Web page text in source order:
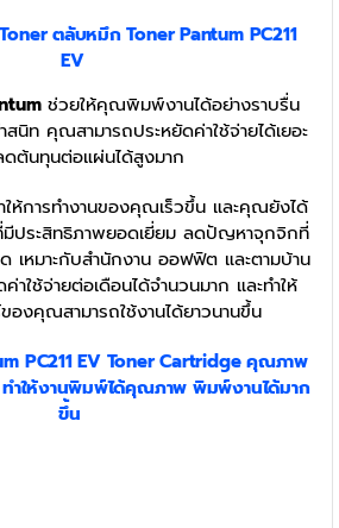
Tonerตลับหมึก TonerPantum PC211
EV
ช่วยให้คุณพิมพ์งานได้อย่างราบรื่น
ท คุณสามารถประหยัดค่าใช้จ่ายได้เยอะ
ต้นทุนต่อแผ่นได้สูงมาก
ห้การทำงานของคุณเร็วขึ้น และคุณยังได้
ประสิทธิภาพยอดเยี่ยม ลดปัญหาจุกจิกที่
ด เหมาะกับสำนักงาน ออฟฟิต และตามบ้าน
าใช้จ่ายต่อเดือนได้จำนวนมาก และทำให้
องคุณสามารถใช้งานได้ยาวนานขึ้น
PC211 EV TonerCartridgeคุณภาพ
ทำให้งานพิมพ์ได้คุณภาพ พิมพ์งานได้มาก
ขึ้น